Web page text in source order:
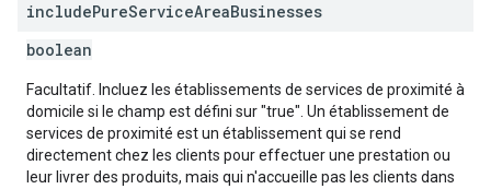
includePureServiceAreaBusinesses
boolean
Facultatif. Incluez les établissements de services de proximité à
domicile si le champ est défini sur "true". Un établissement de
services de proximité est un établissement qui se rend
directement chez les clients pour effectuer une prestation ou
leur livrer des produits, mais qui n'accueille pas les clients dans